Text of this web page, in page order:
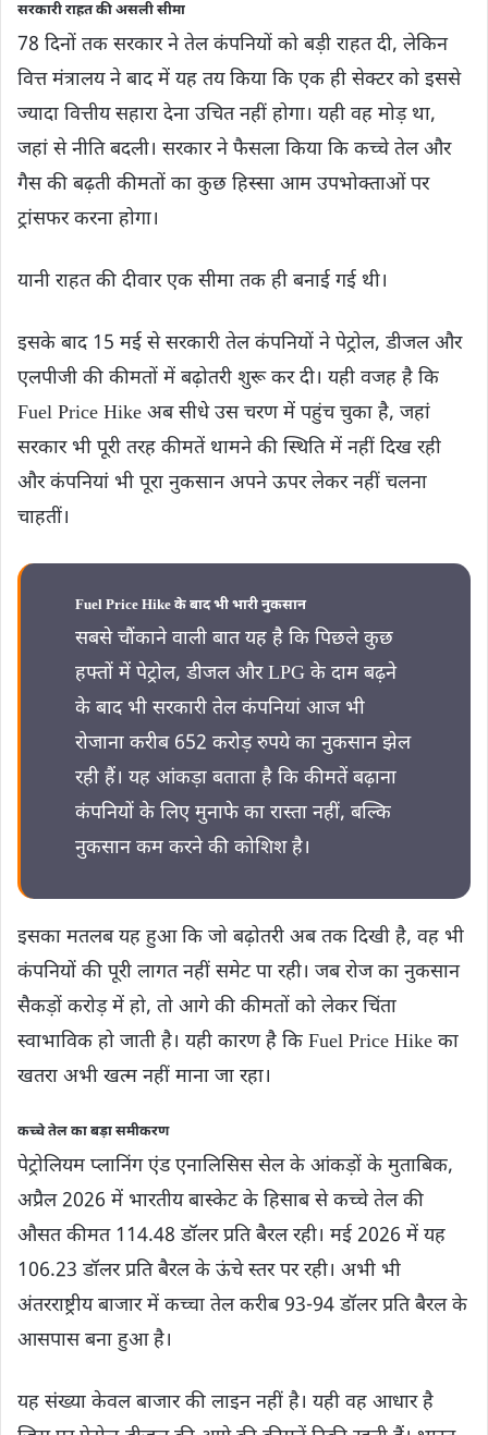
सरकारी राहत की असली सीमा
78 दिनों तक सरकार ने तेल कंपनियों को बड़ी राहत दी, लेकिन
वित्त मंत्रालय ने बाद में यह तय किया कि एक ही सेक्टर को इससे
ज्यादा वित्तीय सहारा देना उचित नहीं होगा। यही वह मोड़ था,
जहां से नीति बदली। सरकार ने फैसला किया कि कच्चे तेल और
गैस की बढ़ती कीमतों का कुछ हिस्सा आम उपभोक्ताओं पर
ट्रांसफर करना होगा।
यानी राहत की दीवार एक सीमा तक ही बनाई गई थी।
इसके बाद 15 मई से सरकारी तेल कंपनियों ने पेट्रोल, डीजल और
एलपीजी की कीमतों में बढ़ोतरी शुरू कर दी। यही वजह है कि
Fuel Price Hike अब सीधे उस चरण में पहुंच चुका है, जहां
सरकार भी पूरी तरह कीमतें थामने की स्थिति में नहीं दिख रही
और कंपनियां भी पूरा नुकसान अपने ऊपर लेकर नहीं चलना
चाहतीं।
Fuel Price Hike के बाद भी भारी नुकसान
सबसे चौंकाने वाली बात यह है कि पिछले कुछ
हफ्तों में पेट्रोल, डीजल और LPG के दाम बढ़ने
के बाद भी सरकारी तेल कंपनियां आज भी
रोजाना करीब 652 करोड़ रुपये का नुकसान झेल
रही हैं। यह आंकड़ा बताता है कि कीमतें बढ़ाना
कंपनियों के लिए मुनाफे का रास्ता नहीं, बल्कि
नुकसान कम करने की कोशिश है।
इसका मतलब यह हुआ कि जो बढ़ोतरी अब तक दिखी है, वह भी
कंपनियों की पूरी लागत नहीं समेट पा रही। जब रोज का नुकसान
सैकड़ों करोड़ में हो, तो आगे की कीमतों को लेकर चिंता
स्वाभाविक हो जाती है। यही कारण है कि Fuel Price Hike का
खतरा अभी खत्म नहीं माना जा रहा।
कच्चे तेल का बड़ा समीकरण
पेट्रोलियम प्लानिंग एंड एनालिसिस सेल के आंकड़ों के मुताबिक,
अप्रैल 2026 में भारतीय बास्केट के हिसाब से कच्चे तेल की
औसत कीमत 114.48 डॉलर प्रति बैरल रही। मई 2026 में यह
106.23 डॉलर प्रति बैरल के ऊंचे स्तर पर रही। अभी भी
अंतरराष्ट्रीय बाजार में कच्चा तेल करीब 93-94 डॉलर प्रति बैरल के
आसपास बना हुआ है।
यह संख्या केवल बाजार की लाइन नहीं है। यही वह आधार है